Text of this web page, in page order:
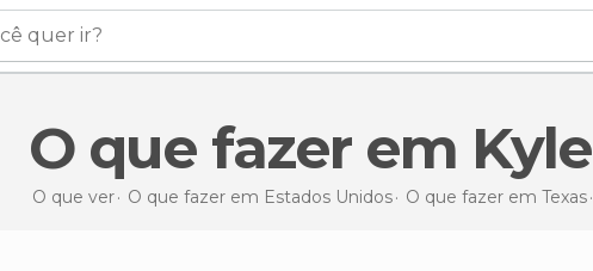
quer ir?
O que fazer em Kyle
O que ver O que fazer em Estados Unidos O que fazer em Texas